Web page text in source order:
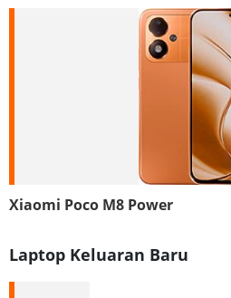
Xiaomi Poco M8 Power
Laptop Keluaran Baru